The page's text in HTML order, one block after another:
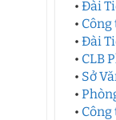
•Đài
•
•Đài
• CLB
• Sở
•
•